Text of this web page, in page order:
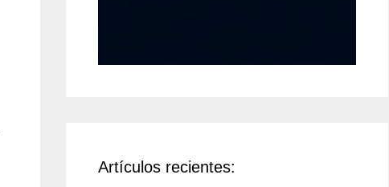
Artículos recientes: